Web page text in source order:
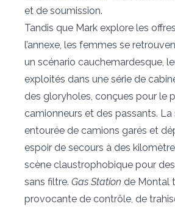
et de soumission.
Tandis que Mark explore les
l’annexe, les femmes se
un scénario cauchemardesque,
exploités dans une série de
des gloryholes, conçues pour le
camionneurs et des passants. La
entourée de camions garés et
espoir de secours à des
scène claustrophobique pour
sans filtre. Gas Station de Montal
provocante de contrôle, de